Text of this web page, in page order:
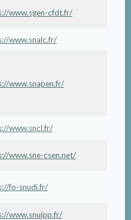
www.sgen-cfdt.fr/
www.snalc.fr/
www.snapen.fr/
www.sncl.fr/
www.sne-csen.net/
fo-snudi.fr/
www.snuipp.fr/